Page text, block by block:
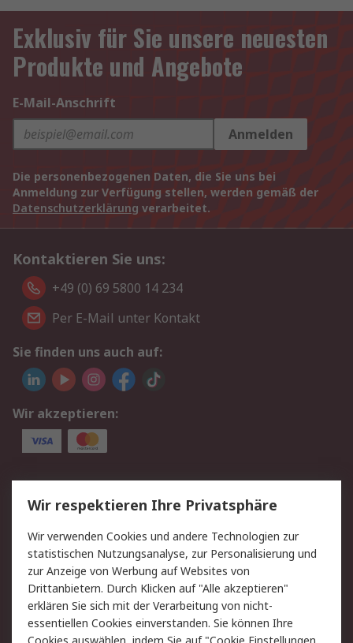
Exklusiv für Sie unsere neuesten
Produkte und Angebote
E-Mail-Anschrift
Anmelden
Die personenbezogenen Daten, die Sie uns bei
Anmeldung zur Verfügung stellen, werden gemäß der
Datenschutzerklärung verarbeitet.
Kontaktieren Sie uns:
+49 (0) 69 5800 14 234
Per E-Mail unter Kontakt
Sie finden uns auch auf:
Wir akzeptieren:
Service
Value Added Services
Lieferlösungen
Rücksendungen
Kontakt
Hilfe
Privatkunden
Rechtliches
AGB Datenschutz
Wir respektieren Ihre Privatsphäre
Wir verwenden Cookies und andere Technologien zur
statistischen Nutzungsanalyse, zur Personalisierung und
zur Anzeige von Werbung auf Websites von
Drittanbietern. Durch Klicken auf "Alle akzeptieren"
erklären Sie sich mit der Verarbeitung von nicht-
essentiellen Cookies einverstanden. Sie können Ihre